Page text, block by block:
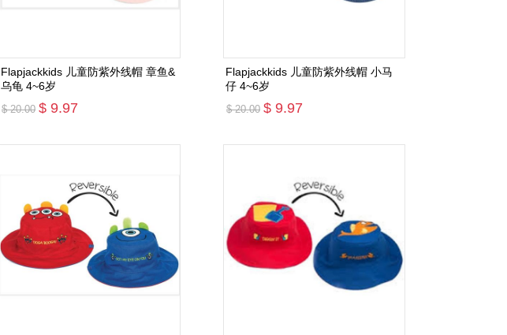
Flapjackkids 儿童防紫外线帽 章鱼&
乌龟 4~6岁
$ 20.00 $ 9.97
Flapjackkids 儿童防紫外线帽 小马
仔 4~6岁
$ 20.00 $ 9.97